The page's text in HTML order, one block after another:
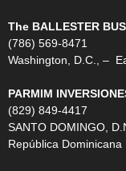
The BALLESTER
(786) 569-8471
Washington, D.C., –
PARMIM
(829) 849-4417
SANTO DOMINGO,
República Dominicana